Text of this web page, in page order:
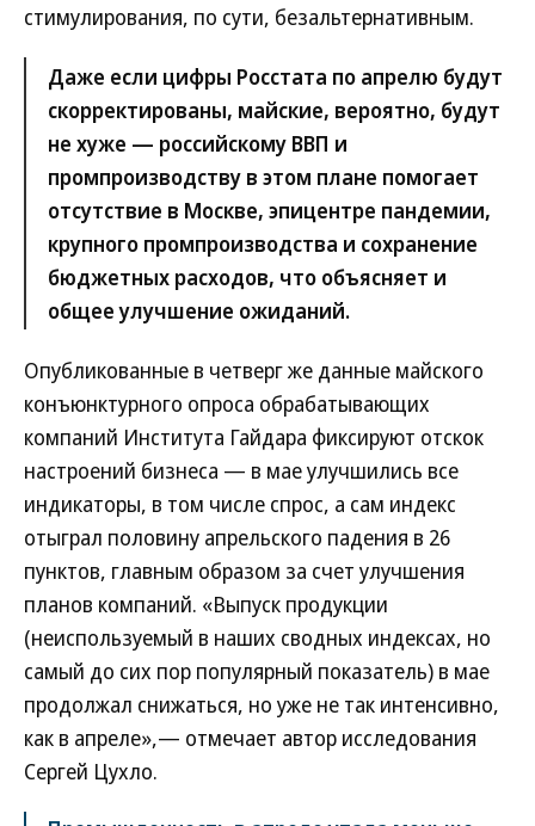
стимулирования, по сути, безальтернативным.
Даже если цифры Росстата по апрелю будут
скорректированы, майские, вероятно, будут
не хуже — российскому ВВП и
промпроизводству в этом плане помогает
отсутствие в Москве, эпицентре пандемии,
крупного промпроизводства и сохранение
бюджетных расходов, что объясняет и
общее улучшение ожиданий.
Опубликованные в четверг же данные майского
конъюнктурного опроса обрабатывающих
компаний Института Гайдара фиксируют отскок
настроений бизнеса — в мае улучшились все
индикаторы, в том числе спрос, а сам индекс
отыграл половину апрельского падения в 26
пунктов, главным образом за счет улучшения
планов компаний. «Выпуск продукции
(неиспользуемый в наших сводных индексах, но
самый до сих пор популярный показатель) в мае
продолжал снижаться, но уже не так интенсивно,
как в апреле»,— отмечает автор исследования
Сергей Цухло.